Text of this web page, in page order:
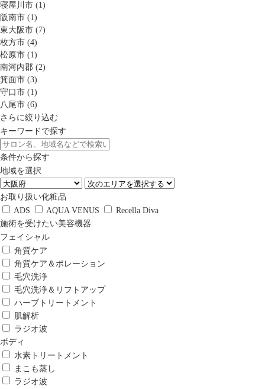
寝屋川市 (1)
阪南市 (1)
東大阪市 (7)
枚方市 (4)
松原市 (1)
南河内郡 (2)
箕面市 (3)
守口市 (1)
八尾市 (6)
さらに絞り込む
キーワードで探す
条件から探す
地域を選択
お取り扱い化粧品
ADS
AQUA VENUS
Recella Diva
施術を受けたい美容機器
フェイシャル
角質ケア
角質ケア＆ポレーション
毛穴洗浄
毛穴洗浄＆リフトアップ
ハーブトリートメント
肌解析
ラジオ波
ボディ
水素トリートメント
まこも蒸し
ラジオ波